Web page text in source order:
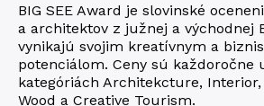
BIG SEE Award je slovinské
a architektov z južnej a východnej
vynikajú svojim kreatívnym a
potenciálom. Ceny sú každoročne
kategóriách Architekcture, Interior,
Wood a Creative Tourism.